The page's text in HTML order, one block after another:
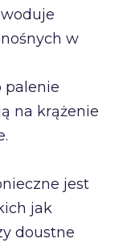
w
palenie
na krążenie
jest
jak
doustne